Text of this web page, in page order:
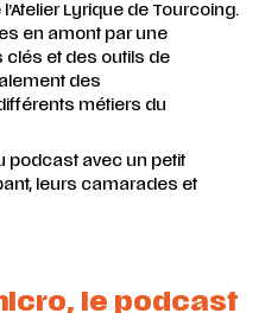
Lyrique de Tourcoing.
en amont par une
clés et des outils de
des
métiers du
podcast avec un petit
leurs camarades et
le podcast